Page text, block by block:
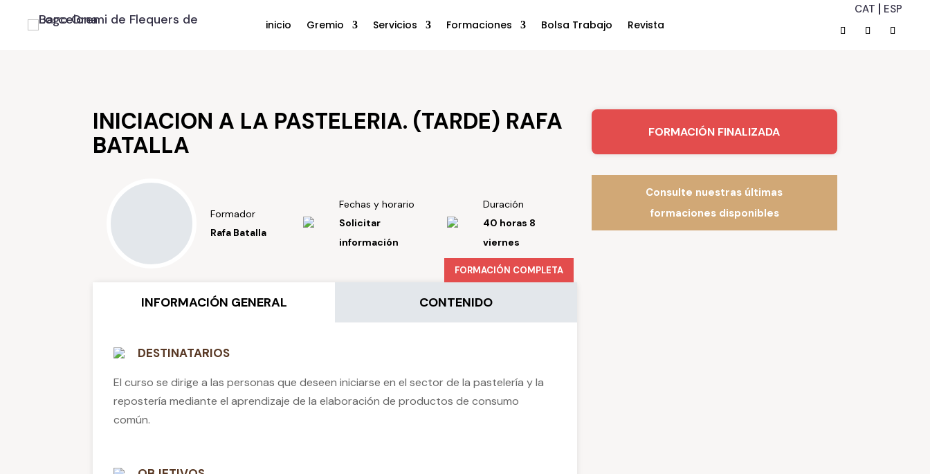
inicio Gremio Servicios Formaciones Bolsa Trabajo Revista
CAT ESP
INICIACION A LA PASTELERIA. (TARDE) RAFA
BATALLA
Formador
Rafa Batalla
Fechas y horario
Solicitar
información
Duración
40 horas 8
viernes
FORMACIÓN COMPLETA
INFORMACIÓN GENERAL CONTENIDO
DESTINATARIOS
El curso se dirige a las personas que deseen iniciarse en el sector de la pastelería y la
repostería mediante el aprendizaje de la elaboración de productos de consumo
común.
FORMACIÓN FINALIZADA
Consulte nuestras últimas
formaciones disponibles